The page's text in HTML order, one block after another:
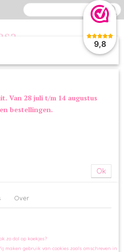
9,8
>GiGwi Happy Indians Olifant
Van 28 juli t/m 14 augustus
bestellingen.
Ok
Over
zo dol op koekjes?
maken gebruik van cookies zoals omschreven in